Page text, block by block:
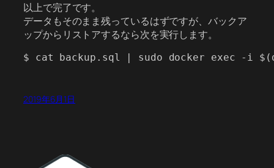
以上で完了です。
データもそのまま残っているはずですが、バックア
ップからリストアするなら次を実行します。
$ cat backup.sql | sudo docker exec -i
2019年6月1日